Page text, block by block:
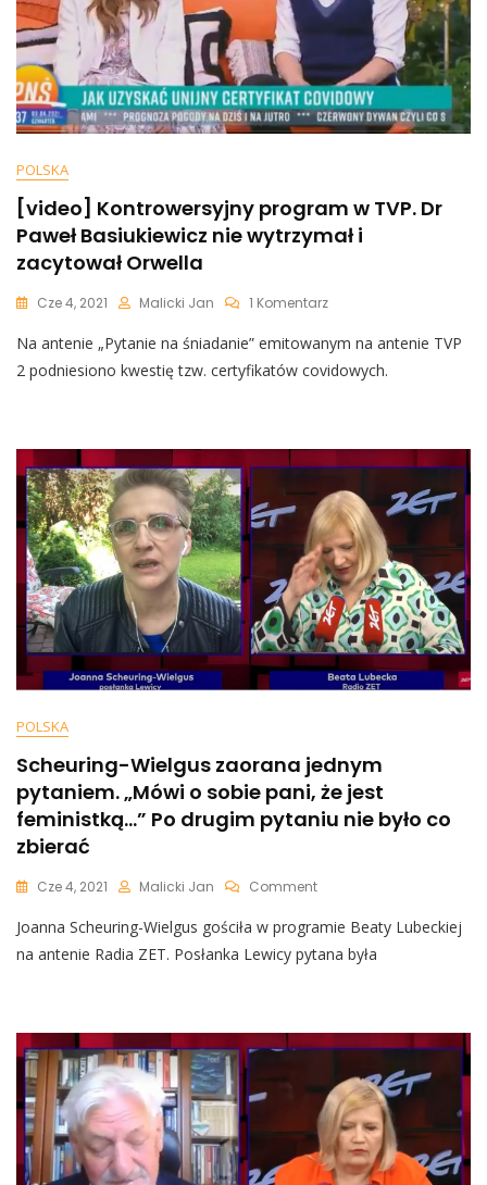
POLSKA
[video] Kontrowersyjny program w TVP. Dr
Paweł Basiukiewicz nie wytrzymał i
zacytował Orwella
Cze 4, 2021 Malicki Jan 1 KomentarzDo
Kontrowersyjny
Program
Paweł
Basiukiewicz
Nie
Wytrzymał
I
Zacytował
Orwella
Na antenie „Pytanie na śniadanie” emitowanym na antenie TVP
2 podniesiono kwestię tzw. certyfikatów covidowych.
POLSKA
Scheuring-Wielgus zaorana jednym
pytaniem. „Mówi o sobie pani, że jest
feministką…” Po drugim pytaniu nie było co
zbierać
Cze 4, 2021 Malicki Jan CommentOn
Wielgus
Zaorana
Jednym
O
Sobie
Że
Jest
Feministką…”
Po
Drugim
Joanna Scheuring-Wielgus gościła w programie Beaty Lubeckiej
na antenie Radia ZET. Posłanka Lewicy pytana była